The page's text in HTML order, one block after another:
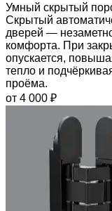
Умный скрытый
Скрытый
дверей —
комфорта. При
опускается,
тепло и
проёма.
от 4 000 ₽